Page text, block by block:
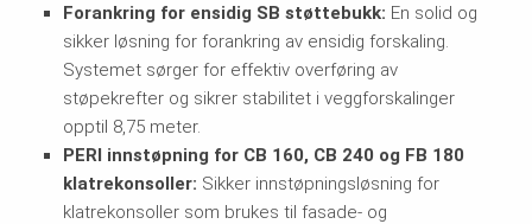
Forankring for ensidig SB støttebukk: En solid og
sikker løsning for forankring av ensidig forskaling.
Systemet sørger for effektiv overføring av
støpekrefter og sikrer stabilitet i veggforskalinger
opptil 8,75 meter.
PERI innstøpning for CB 160, CB 240 og FB 180
klatrekonsoller: Sikker innstøpningsløsning for
klatrekonsoller som brukes til fasade- og